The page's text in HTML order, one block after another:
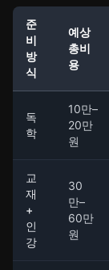
준
비
방
식
예상
총비
용
독
학
10만–
20만
원
교
재
+
인
강
30
만–
60만
원